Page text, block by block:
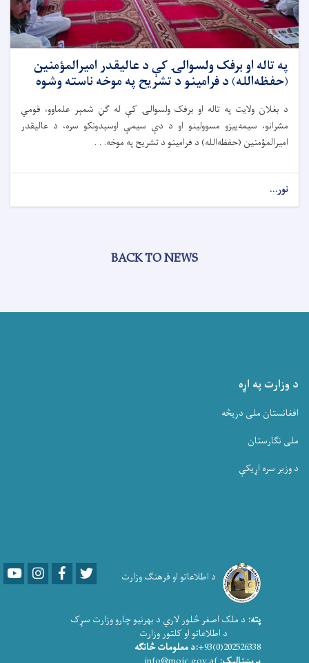
په تاله‌ او برفک ولسوالۍ کې د عالیقدر امیرالمؤمنین
(حفظه‌الله) د فرامینو د تشریح په موخه ناسته وشوه
د بغلان ولایت په تاله ا‌و برفک ولسوالۍ کې له ګڼ شمېر علماوو، قومي
مشرانو، سیمه‌ییزو مسوولینو او د دې سیمې اوسېدونکو سره، د عالیقدر
امیرالمؤمنین (حفظه‌الله) د فرامینو د تشریح په موخه. . .
نور...
BACK TO NEWS
د وزارت په اړه
افغانستان ملی دریڅه
ملی نگارستان
د وزیر سره اړیکې
د اطلاعاتو او فرهنګ وزارت YoutubeLinkedInFacebook
پته: د ملک اصغر څلور لاري د بهرنیو چارو وزارت سړک
د اطلاعاتو او کلتور وزارت
202526338(0)93+
:د معلومات څانګه